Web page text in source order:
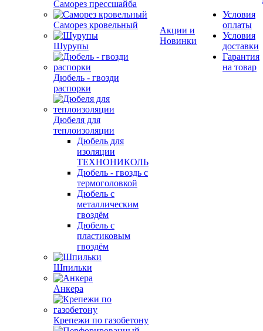
Саморез прессшайба
Саморез кровельный
Шурупы
Дюбель - гвозди
распорки
Дюбеля для
теплоизоляции
Дюбель для
изоляции
ТЕХНОНИКОЛЬ
Дюбель - гвоздь с
термоголовкой
Дюбель с
металлическим
гвоздём
Дюбель с
пластиковым
гвоздём
Шпильки
Анкера
Крепежи по газобетону
Акции и
Новинки
Условия
оплаты
Условия
доставки
Гарантия
на товар